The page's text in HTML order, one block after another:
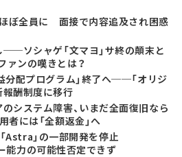
ほぼ全員に 面接で内容追及され困惑
──ソシャゲ「文マヨ」サ終の顛末と
ァンの嘆きとは？
分配プログラム」終了へ──「オリジ
報酬制度に移行
のシステム障害、いまだ全面復旧なら
には「全額返金」へ
Astra」の一部開発を停止
能力の可能性否定できず